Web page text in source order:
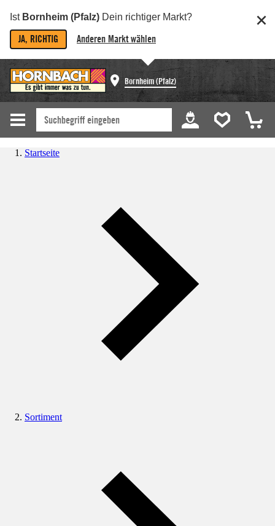
Ist Bornheim (Pfalz) Dein richtiger Markt?
JA, RICHTIG Anderen Markt wählen
Bornheim (Pfalz)
Startseite
Sortiment